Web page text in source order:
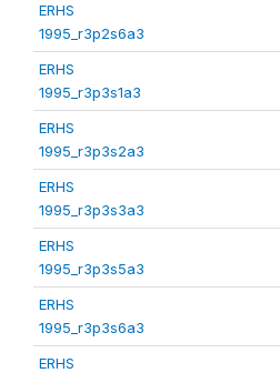
ERHS
1995_r3p2s6a3
ERHS
1995_r3p3s1a3
ERHS
1995_r3p3s2a3
ERHS
1995_r3p3s3a3
ERHS
1995_r3p3s5a3
ERHS
1995_r3p3s6a3
ERHS